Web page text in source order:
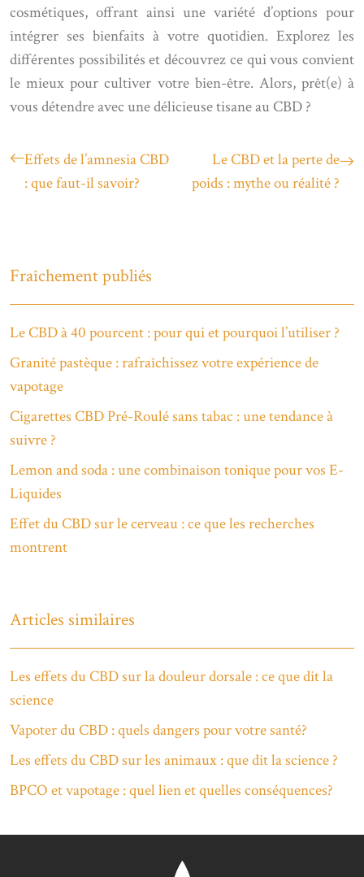
cosmétiques, offrant ainsi une variété d’options pour
intégrer ses bienfaits à votre quotidien. Explorez les
différentes possibilités et découvrez ce qui vous convient
le mieux pour cultiver votre bien-être. Alors, prêt(e) à
vous détendre avec une délicieuse tisane au CBD ?
Effets de l’amnesia CBD
: que faut-il savoir?
Le CBD et la perte de
poids : mythe ou réalité ?
Fraîchement publiés
Le CBD à 40 pourcent : pour qui et pourquoi l’utiliser ?
Granité pastèque : rafraîchissez votre expérience de
vapotage
Cigarettes CBD Pré-Roulé sans tabac : une tendance à
suivre ?
Lemon and soda : une combinaison tonique pour vos E-
Liquides
Effet du CBD sur le cerveau : ce que les recherches
montrent
Articles similaires
Les effets du CBD sur la douleur dorsale : ce que dit la
science
Vapoter du CBD : quels dangers pour votre santé?
Les effets du CBD sur les animaux : que dit la science ?
BPCO et vapotage : quel lien et quelles conséquences?